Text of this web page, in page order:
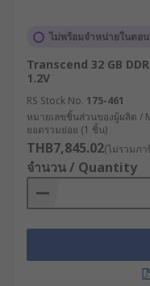
ไม่พร้อมจำหน่ายในตอ
Transcend 32 GB
1.2V
RS Stock No. 175-461
หมายเลขชิ้นส่วนของผู้ผลิต /
ยอดรวมย่อย (1 ชิ้น)
THB7,845.02(ไม่รวมภ
จำนวน / Quantity